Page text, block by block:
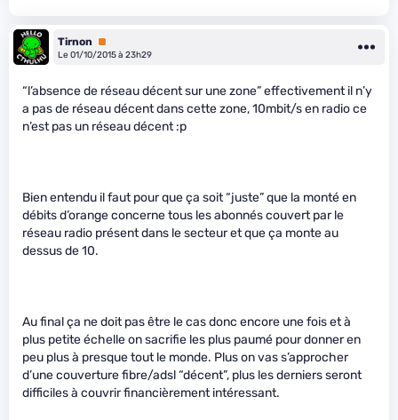
Tirnon
Premium
Le 01/10/2015 à 23h29
“l’absence de réseau décent sur une zone” effectivement il n’y
a pas de réseau décent dans cette zone, 10mbit/s en radio ce
n’est pas un réseau décent :p
Bien entendu il faut pour que ça soit “juste” que la monté en
débits d’orange concerne tous les abonnés couvert par le
réseau radio présent dans le secteur et que ça monte au
dessus de 10.
Au final ça ne doit pas être le cas donc encore une fois et à
plus petite échelle on sacrifie les plus paumé pour donner en
peu plus à presque tout le monde. Plus on vas s’approcher
d’une couverture fibre/adsl “décent”, plus les derniers seront
difficiles à couvrir financièrement intéressant.